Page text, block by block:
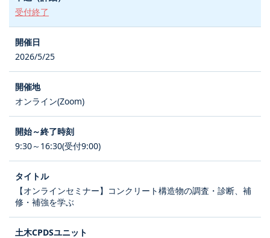
受付終了
2026/5/25
オンライン(Zoom)
9:30～16:30(受付9:00)
【オンラインセミナー】コンクリート構造物の調査・診断、補
修・補強を学ぶ